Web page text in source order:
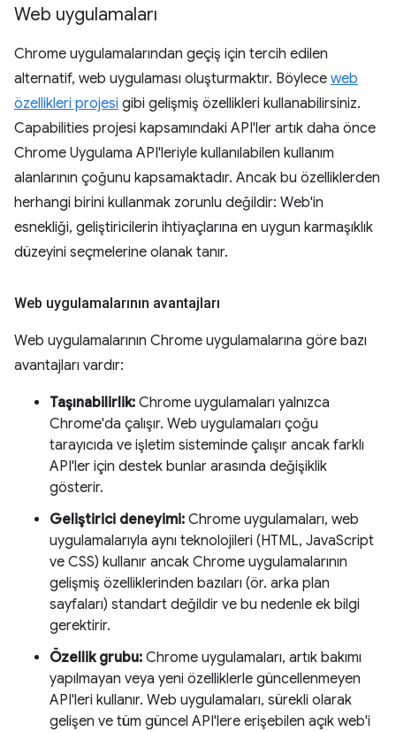
Web uygulamaları
Chrome uygulamalarından geçiş için tercih edilen
alternatif, web uygulaması oluşturmaktır. Böylece web
özellikleri projesi gibi gelişmiş özellikleri kullanabilirsiniz.
Capabilities projesi kapsamındaki API'ler artık daha önce
Chrome Uygulama API'leriyle kullanılabilen kullanım
alanlarının çoğunu kapsamaktadır. Ancak bu özelliklerden
herhangi birini kullanmak zorunlu değildir: Web'in
esnekliği, geliştiricilerin ihtiyaçlarına en uygun karmaşıklık
düzeyini seçmelerine olanak tanır.
Web uygulamalarının avantajları
Web uygulamalarının Chrome uygulamalarına göre bazı
avantajları vardır:
Taşınabilirlik: Chrome uygulamaları yalnızca
Chrome'da çalışır. Web uygulamaları çoğu
tarayıcıda ve işletim sisteminde çalışır ancak farklı
API'ler için destek bunlar arasında değişiklik
gösterir.
Geliştirici deneyimi: Chrome uygulamaları, web
uygulamalarıyla aynı teknolojileri (HTML, JavaScript
ve CSS) kullanır ancak Chrome uygulamalarının
gelişmiş özelliklerinden bazıları (ör. arka plan
sayfaları) standart değildir ve bu nedenle ek bilgi
gerektirir.
Özellik grubu: Chrome uygulamaları, artık bakımı
yapılmayan veya yeni özelliklerle güncellenmeyen
API'leri kullanır. Web uygulamaları, sürekli olarak
gelişen ve tüm güncel API'lere erişebilen açık web'i